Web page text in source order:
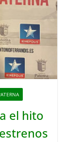
el hito